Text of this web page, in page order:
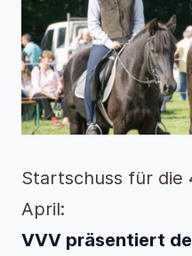
Startschuss für die
April:
VVV präsentiert